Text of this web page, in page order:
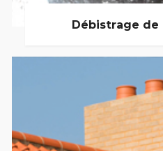
Débistrage de